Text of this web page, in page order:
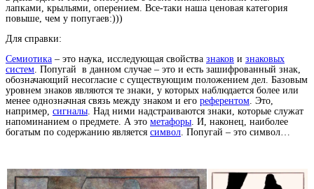
лапками, крыльями, оперением. Все-таки наша ценовая категория
повыше, чем у попугаев:)))
Для справки:
Семиотика – это наука, исследующая свойства знаков и знаковых
систем . Попугай в данном случае – это и есть зашифрованный знак,
обозначающий несогласие с существующим положением дел. Базовым
уровнем знаков являются те знаки, у которых наблюдается более или
менее однозначная связь между знаком и его референтом . Это,
например, сигналы . Над ними надстраиваются знаки, которые служат
напоминанием о предмете. А это метафоры . И, наконец, наиболее
богатым по содержанию является символ . Попугай – это символ…